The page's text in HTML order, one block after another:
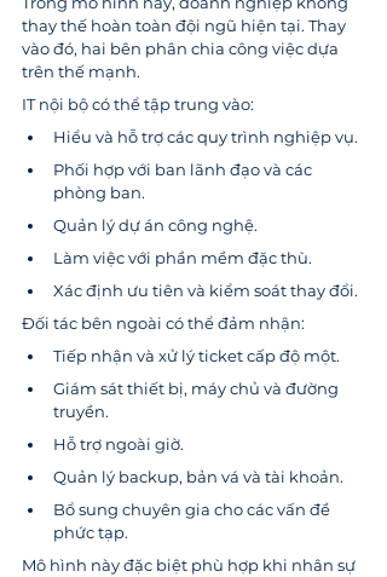
thay thế hoàn toàn đội ngũ hiện tại. Thay
vào đó, hai bên phân chia công việc dựa
trên thế mạnh.
IT nội bộ có thể tập trung vào:
Hiểu và hỗ trợ các quy trình nghiệp vụ.
Phối hợp với ban lãnh đạo và các
phòng ban.
Quản lý dự án công nghệ.
Làm việc với phần mềm đặc thù.
Xác định ưu tiên và kiểm soát thay đổi.
Đối tác bên ngoài có thể đảm nhận:
Tiếp nhận và xử lý ticket cấp độ một.
Giám sát thiết bị, máy chủ và đường
truyền.
Hỗ trợ ngoài giờ.
Quản lý backup, bản vá và tài khoản.
Bổ sung chuyên gia cho các vấn đề
phức tạp.
Mô hình này đặc biệt phù hợp khi nhân sự